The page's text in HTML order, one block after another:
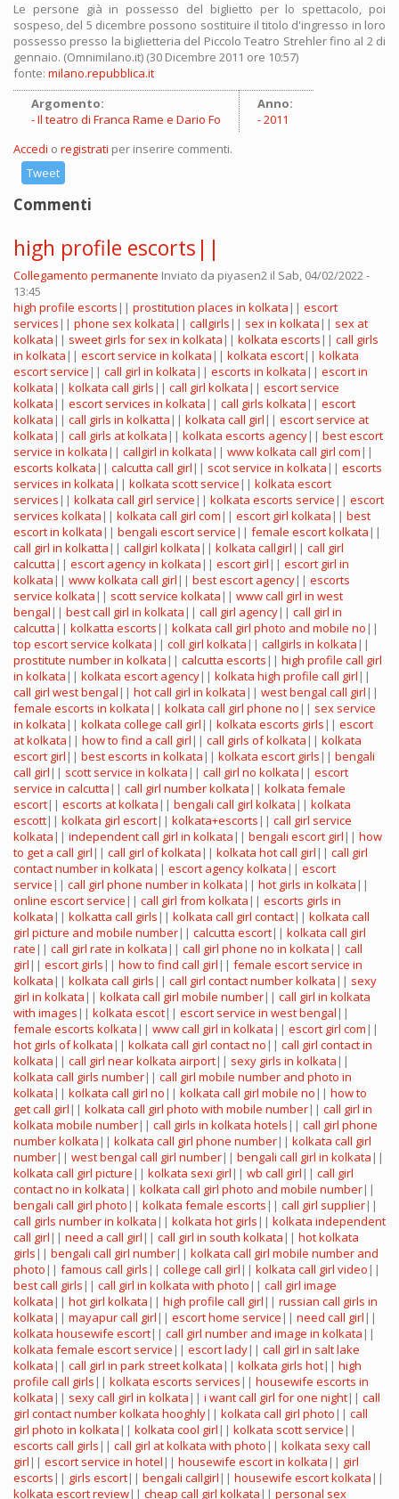
Le persone già in possesso del biglietto per lo spettacolo, poi
sospeso, del 5 dicembre possono sostituire il titolo d'ingresso in loro
possesso presso la biglietteria del Piccolo Teatro Strehler fino al 2 di
gennaio. (Omnimilano.it) (30 Dicembre 2011 ore 10:57)
fonte: milano.repubblica.it
Argomento:
Il teatro di Franca Rame e Dario Fo
Anno:
2011
Accedi o registrati per inserire commenti.
Tweet
Commenti
high profile escorts||
Collegamento permanente Inviato da piyasen2 il Sab, 04/02/2022 -
13:45
high profile escorts || prostitution places in kolkata || escort
services || phone sex kolkata || callgirls || sex in kolkata || sex at
kolkata || sweet girls for sex in kolkata || kolkata escorts || call girls
in kolkata || escort service in kolkata || kolkata escort|| kolkata
escort service || call girl in kolkata || escorts in kolkata || escort in
kolkata || kolkata call girls || call girl kolkata || escort service
kolkata || escort services in kolkata || call girls kolkata || escort
kolkata || call girls in kolkatta || kolkata call girl || escort service at
kolkata || call girls at kolkata || kolkata escorts agency|| best escort
service in kolkata || callgirl in kolkata || www kolkata call girl com ||
escorts kolkata || calcutta call girl || scot service in kolkata || escorts
services in kolkata || kolkata scott service || kolkata escort
services || kolkata call girl service || kolkata escorts service || escort
services kolkata || kolkata call girl com || escort girl kolkata || best
escort in kolkata || bengali escort service || female escort kolkata ||
call girl in kolkatta || callgirl kolkata || kolkata callgirl || call girl
calcutta || escort agency in kolkata || escort girl || escort girl in
kolkata || www kolkata call girl || best escort agency|| escorts
service kolkata || scott service kolkata || www call girl in west
bengal || best call girl in kolkata || call girl agency|| call girl in
calcutta || kolkatta escorts || kolkata call girl photo and mobile no ||
top escort service kolkata || coll girl kolkata || callgirls in kolkata ||
prostitute number in kolkata || calcutta escorts || high profile call girl
in kolkata || kolkata escort agency|| kolkata high profile call girl ||
call girl west bengal || hot call girl in kolkata || west bengal call girl ||
female escorts in kolkata || kolkata call girl phone no || sex service
in kolkata || kolkata college call girl || kolkata escorts girls || escort
at kolkata || how to find a call girl || call girls of kolkata || kolkata
escort girl || best escorts in kolkata || kolkata escort girls || bengali
call girl || scott service in kolkata || call girl no kolkata || escort
service in calcutta || call girl number kolkata || kolkata female
escort|| escorts at kolkata || bengali call girl kolkata || kolkata
escott|| kolkata girl escort|| kolkata+escorts || call girl service
kolkata || independent call girl in kolkata || bengali escort girl || how
to get a call girl || call girl of kolkata || kolkata hot call girl || call girl
contact number in kolkata || escort agency kolkata || escort
service || call girl phone number in kolkata || hot girls in kolkata ||
online escort service || call girl from kolkata || escorts girls in
kolkata || kolkatta call girls || kolkata call girl contact|| kolkata call
girl picture and mobile number|| calcutta escort|| kolkata call girl
rate || call girl rate in kolkata || call girl phone no in kolkata || call
girl || escort girls || how to find call girl || female escort service in
kolkata || kolkata call girls || call girl contact number kolkata || sexy
girl in kolkata || kolkata call girl mobile number|| call girl in kolkata
with images || kolkata escot|| escort service in west bengal ||
female escorts kolkata || www call girl in kolkata || escort girl com ||
hot girls of kolkata || kolkata call girl contact no || call girl contact in
kolkata || call girl near kolkata airport|| sexy girls in kolkata ||
kolkata call girls number|| call girl mobile number and photo in
kolkata || kolkata call girl no || kolkata call girl mobile no || how to
get call girl || kolkata call girl photo with mobile number|| call girl in
kolkata mobile number|| call girls in kolkata hotels || call girl phone
number kolkata || kolkata call girl phone number|| kolkata call girl
number|| west bengal call girl number|| bengali call girl in kolkata ||
kolkata call girl picture || kolkata sexi girl || wb call girl || call girl
contact no in kolkata || kolkata call girl photo and mobile number||
bengali call girl photo || kolkata female escorts || call girl supplier||
call girls number in kolkata || kolkata hot girls || kolkata independent
call girl || need a call girl || call girl in south kolkata || hot kolkata
girls || bengali call girl number|| kolkata call girl mobile number and
photo || famous call girls || college call girl || kolkata call girl video ||
best call girls || call girl in kolkata with photo || call girl image
kolkata || hot girl kolkata || high profile call girl || russian call girls in
kolkata || mayapur call girl || escort home service || need call girl ||
kolkata housewife escort|| call girl number and image in kolkata ||
kolkata female escort service || escort lady|| call girl in salt lake
kolkata || call girl in park street kolkata || kolkata girls hot|| high
profile call girls || kolkata escorts services || housewife escorts in
kolkata || sexy call girl in kolkata || i want call girl for one night|| call
girl contact number kolkata hooghly|| kolkata call girl photo || call
girl photo in kolkata || kolkata cool girl || kolkata scott service ||
escorts call girls || call girl at kolkata with photo || kolkata sexy call
girl || escort service in hotel || housewife escort in kolkata || girl
escorts || girls escort|| bengali callgirl || housewife escort kolkata ||
kolkata escort review|| cheap call girl kolkata || personal sex